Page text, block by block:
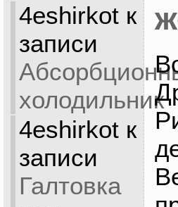
4eshirkotк
записи
холодильник
4eshirkotк
записи
Галтовка